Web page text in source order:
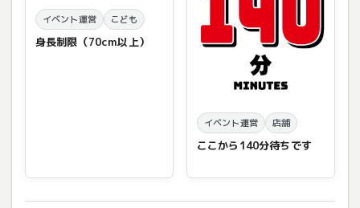
イベント運営 こども
身長制限（70cm以上）
イベント運営 店舗
ここから140分待ちです